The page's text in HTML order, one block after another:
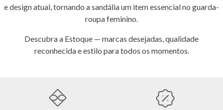
e design atual, tornando a sandália um item essencial no guarda-
roupa feminino.
Descubra a Estoque — marcas desejadas, qualidade
reconhecida e estilo para todos os momentos.